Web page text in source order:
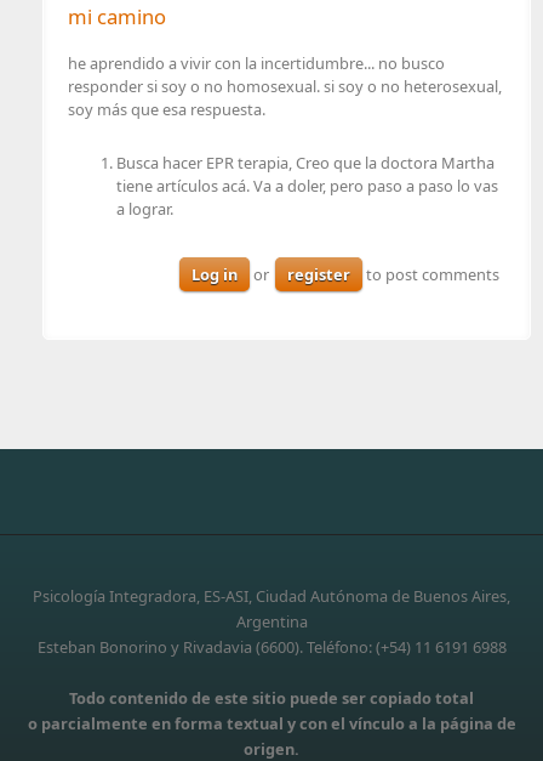
mi camino
he aprendido a vivir con la incertidumbre... no busco
responder si soy o no homosexual. si soy o no heterosexual,
soy más que esa respuesta.
Busca hacer EPR terapia, Creo que la doctora Martha
tiene artículos acá. Va a doler, pero paso a paso lo vas
a lograr.
Log in or register to post comments
Psicología Integradora, ES-ASI, Ciudad Autónoma de Buenos Aires,
Argentina
Esteban Bonorino y Rivadavia (6600). Teléfono: (+54) 11 6191 6988
Todo contenido de este sitio puede ser copiado total
o parcialmente en forma textual y con el vínculo a la página de
origen.